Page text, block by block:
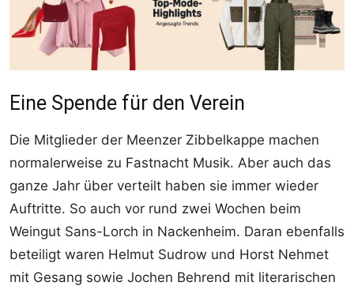
Eine Spende für den Verein
Die Mitglieder der Meenzer Zibbelkappe machen
normalerweise zu Fastnacht Musik. Aber auch das
ganze Jahr über verteilt haben sie immer wieder
Auftritte. So auch vor rund zwei Wochen beim
Weingut Sans-Lorch in Nackenheim. Daran ebenfalls
beteiligt waren Helmut Sudrow und Horst Nehmet
mit Gesang sowie Jochen Behrend mit literarischen